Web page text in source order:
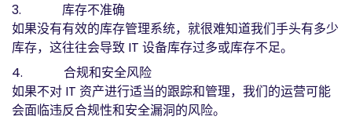
3. 库存不准确
如果没有有效的库存管理系统，就很难知道我们手头有多少
库存，这往往会导致 IT 设备库存过多或库存不足。
4. 合规和安全风险
如果不对 IT 资产进行适当的跟踪和管理，我们的运营可能
会面临违反合规性和安全漏洞的风险。